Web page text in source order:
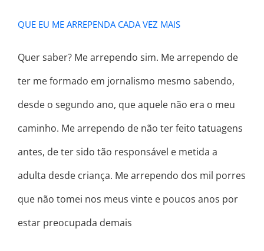
QUE EU ME ARREPENDA CADA VEZ MAIS
Quer saber? Me arrependo sim. Me arrependo de
ter me formado em jornalismo mesmo sabendo,
desde o segundo ano, que aquele não era o meu
caminho. Me arrependo de não ter feito tatuagens
antes, de ter sido tão responsável e metida a
adulta desde criança. Me arrependo dos mil porres
que não tomei nos meus vinte e poucos anos por
estar preocupada demais